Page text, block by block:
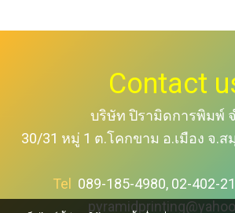
Contact
บริษัท ปิรามิดการพิมพ์
30/31 หมู่ 1 ต.โคกขาม อ.เมือง จ.ส
Tel 089-185-4980, 02-402-